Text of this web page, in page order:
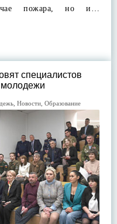
пожара, но и…
специалистов
молодежи
Новости Образование